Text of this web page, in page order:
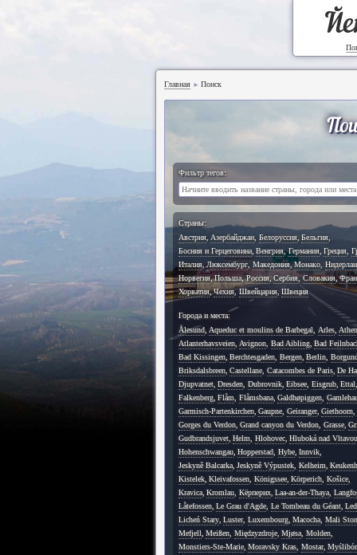
Главная ► Поиск
Фильтр тегов:
Страны:
Австрия, Азербайджан Белоруссия, Бельгия,
Босния и Герцеговина, Венгрия, Германия, Греция
Италия, Люксембург Македония, Монако
Норвегия, Польша, Россия, Сербия, Словакия,
Хорватия, Чехия, Швейцария, Швеция
Города и места:
Ålesund, Aqueduc et moulins de Barbegal Arles,
Atlanterhavsveien, Avignon Bad Aibling, Bad
Bad Kissingen, Berchtesgaden Bergen, Berlin
Briksdalsbreen, Castellane, Catacombes de Paris, De
Djupvatnet, Dresden Dubrovnik, Eibsee, Eisgrub, Ettal
Falkenberg, Flåm, Flåmsbana, Galdhøpiggen
Garmisch-Partenkirchen, Gaupne, Geiranger, Giethoorn
Gorges du Verdon, Grand canyon du Verdon Grasse,
Gudbrandsjuvet, Helm, Hlohovec, Hluboká nad
Hohenschwangau, Hopperstad Hybe, Innvik
Jeskyně Balcarka, Jeskyně Výpustek Kelheim,
Kistelek, Kleivafossen Königssee, Körperich Košice,
Kravica, Kromlau Kёрперих, Laa-an-der-Thaya
Låtefossen, Le Grau d'Agde, Le Tombeau du Géant,
Licheń Stary, Luster, Luxembourg, Macocha Mali Ston
Mefjell, Meißen Międzyzdroje, Mjøsa Molden,
Monstiers-Ste-Marie, Moravsky Kras Mostar,